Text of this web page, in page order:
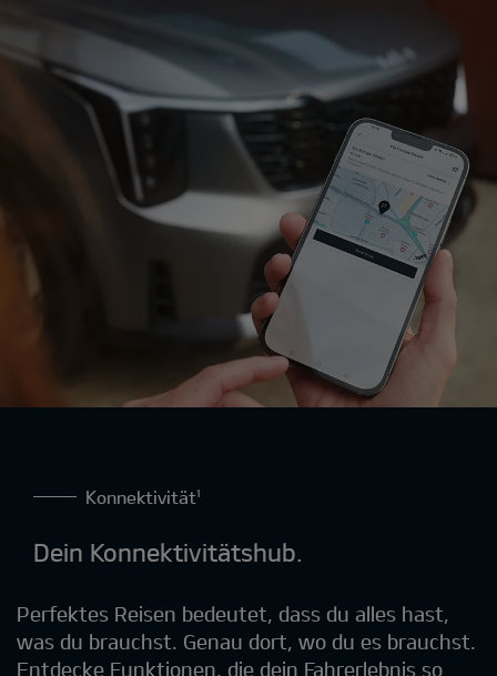
Konnektivität¹
Dein Konnektivitätshub.
Perfektes Reisen bedeutet, dass du alles hast,
was du brauchst. Genau dort, wo du es brauchst.
Entdecke Funktionen, die dein Fahrerlebnis so